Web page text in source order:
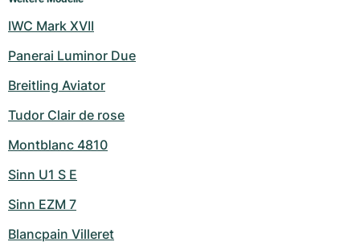
IWC Mark XVII
Panerai Luminor Due
Breitling Aviator
Tudor Clair de rose
Montblanc 4810
Sinn U1 S E
Sinn EZM 7
Blancpain Villeret